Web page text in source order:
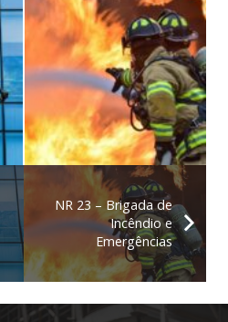
NR 23 – Brigada de
Incêndio e
Emergências